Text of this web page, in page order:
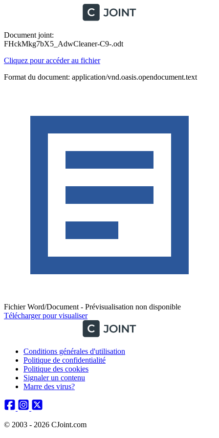
Document joint:
FHckMkg7bX5_AdwCleaner-C9-.odt
Cliquez pour accéder au fichier
Format du document: application/vnd.oasis.opendocument.text
Fichier Word/Document - Prévisualisation non disponible
Télécharger pour visualiser
Conditions générales d'utilisation
Politique de confidentialité
Politique des cookies
Signaler un contenu
Marre des virus?
© 2003 - 2026 CJoint.com